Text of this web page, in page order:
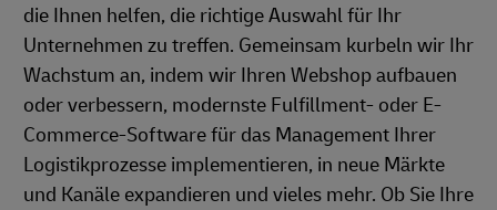
die Ihnen helfen, die richtige Auswahl für Ihr
Unternehmen zu treffen. Gemeinsam kurbeln wir Ihr
Wachstum an, indem wir Ihren Webshop aufbauen
oder verbessern, modernste Fulfillment- oder E-
Commerce-Software für das Management Ihrer
Logistikprozesse implementieren, in neue Märkte
und Kanäle expandieren und vieles mehr. Ob Sie Ihre